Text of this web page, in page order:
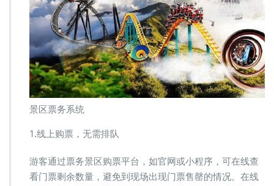
景区票务系统
1.线上购票，无需排队
游客通过票务景区购票平台，如官网或小程序，可在线查
看门票剩余数量，避免到现场出现门票售罄的情况。在线